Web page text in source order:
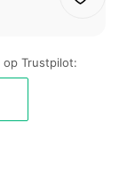
op Trustpilot: